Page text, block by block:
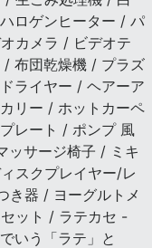
ロゲンヒーター / パ
カメラ / ビデオテ
布団乾燥機 / プラズ
ライヤー / ヘアーア
リー / ホットカーペ
レート / ポンプ 風
ッサージ椅子 / ミキ
スクプレイヤー/レ
き器 / ヨーグルトメ
ット / ラテカセ -
いう「ラテ」と